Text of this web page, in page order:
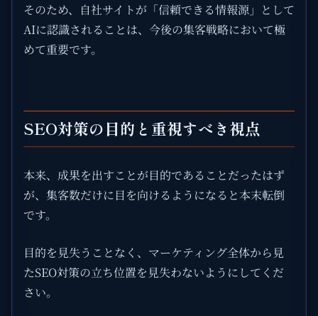
そのため、自社サイトが「信頼できる情報源」として
AIに認識されることは、今後の集客戦略において極
めて重要です。
SEO対策の目的と重視すべき視点
本来、成果を出すことが目的であることだったはず
が、集客数だけに目を向けるようになると本末転倒
です。
目的を見失うことなく、マーケティング全体から見
たSEO対策の立ち位置を見失わないようにしてくだ
さい。